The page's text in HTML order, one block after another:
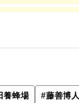
養蜂場 #藤善博人